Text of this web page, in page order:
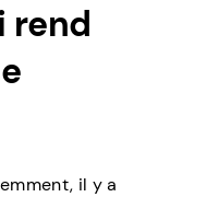
rend
il y a